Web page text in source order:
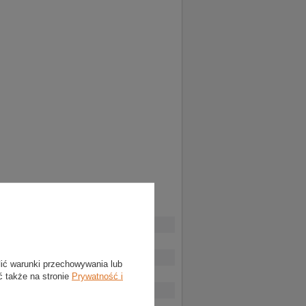
warunki przechowywania lub
także na stronie Prywatność i